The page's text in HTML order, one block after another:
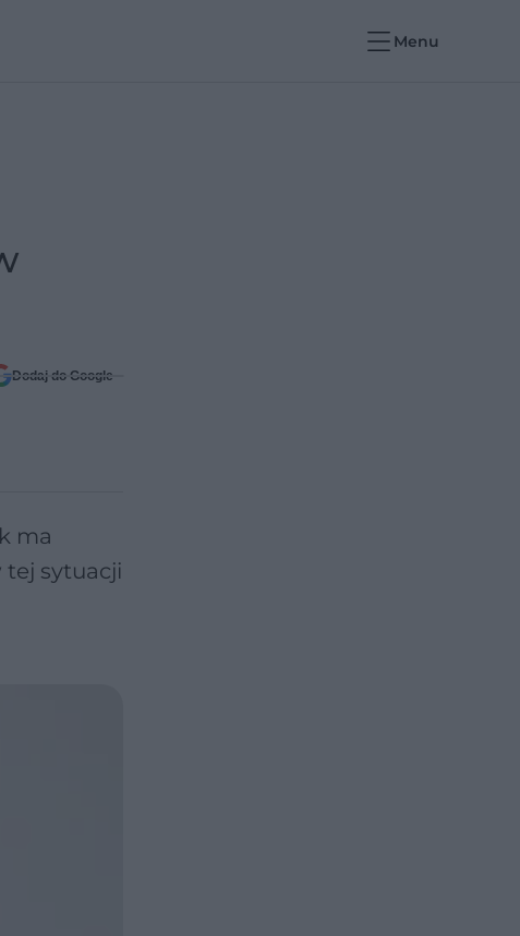
Menu
Dodaj do Google
ma
tej sytuacji